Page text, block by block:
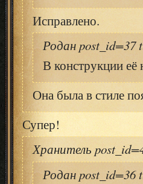
Исправлено.
Родан post_id=37
В конструкции её
Она была в стиле
Супер!
Хранитель
Родан post_id=36